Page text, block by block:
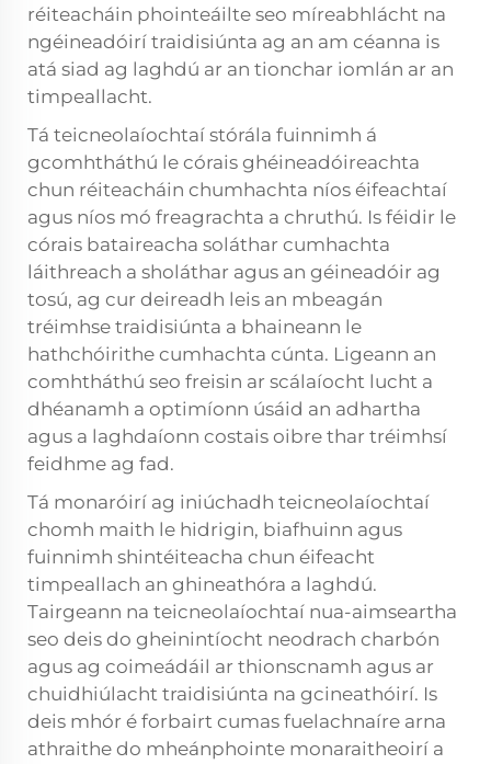
réiteacháin phointeáilte seo míreabhlácht na
ngéineadóirí traidisiúnta ag an am céanna is
atá siad ag laghdú ar an tionchar iomlán ar an
timpeallacht.
Tá teicneolaíochtaí stórála fuinnimh á
gcomhtháthú le córais ghéineadóireachta
chun réiteacháin chumhachta níos éifeachtaí
agus níos mó freagrachta a chruthú. Is féidir le
córais bataireacha soláthar cumhachta
láithreach a sholáthar agus an géineadóir ag
tosú, ag cur deireadh leis an mbeagán
tréimhse traidisiúnta a bhaineann le
hathchóirithe cumhachta cúnta. Ligeann an
comhtháthú seo freisin ar scálaíocht lucht a
dhéanamh a optimíonn úsáid an adhartha
agus a laghdaíonn costais oibre thar tréimhsí
feidhme ag fad.
Tá monaróirí ag iniúchadh teicneolaíochtaí
chomh maith le hidrigin, biafhuinn agus
fuinnimh shintéiteacha chun éifeacht
timpeallach an ghineathóra a laghdú.
Tairgeann na teicneolaíochtaí nua-aimseartha
seo deis do gheinintíocht neodrach charbón
agus ag coimeádáil ar thionscnamh agus ar
chuidhiúlacht traidisiúnta na gcineathóirí. Is
deis mhór é forbairt cumas fuelachnaíre arna
athraithe do mheánphointe monaraitheoirí a